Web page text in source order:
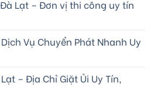
Lạt – Đơn vị thi công uy tín
Vụ Chuyển Phát Nhanh Uy
– Địa Chỉ Giặt Ủi Uy Tín,